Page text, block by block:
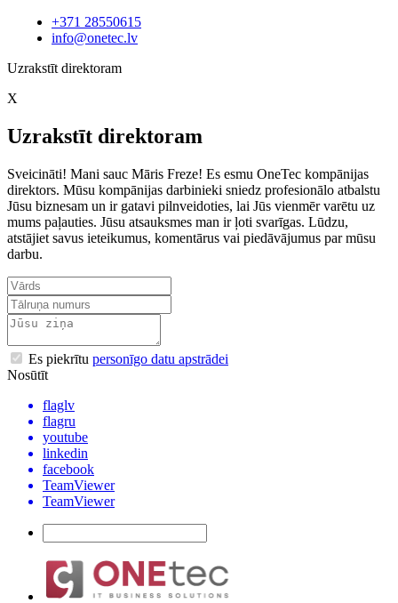
+371 28550615
info@onetec.lv
Uzrakstīt direktoram
X
Uzrakstīt direktoram
Sveicināti! Mani sauc Māris Freze! Es esmu OneTec kompānijas
direktors. Mūsu kompānijas darbinieki sniedz profesionālo atbalstu
Jūsu biznesam un ir gatavi pilnveidoties, lai Jūs vienmēr varētu uz
mums paļauties. Jūsu atsauksmes man ir ļoti svarīgas. Lūdzu,
atstājiet savus ieteikumus, komentārus vai piedāvājumus par mūsu
darbu.
Es piekrītu personīgo datu apstrādei
Nosūtīt
flaglv
flagru
youtube
linkedin
facebook
TeamViewer
TeamViewer